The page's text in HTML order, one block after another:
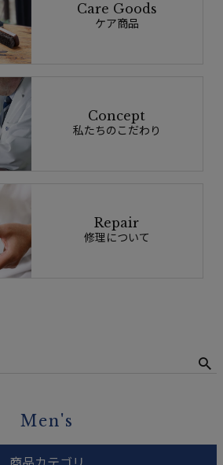
Men's
Care Goods
ケア商品
Concept
私たちのこだわり
Repair
修理について